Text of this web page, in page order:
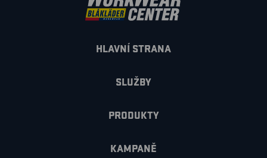
HLAVNÍ STRANA
SLUŽBY
PRODUKTY
KAMPANĚ